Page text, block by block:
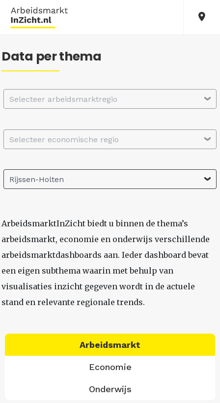
Data per thema
Selecteer arbeidsmarktregio
Selecteer economische regio
Rijssen-Holten
ArbeidsmarktInZicht biedt u binnen de thema’s
arbeidsmarkt, economie en onderwijs verschillende
arbeidsmarktdashboards aan. Ieder dashboard bevat
een eigen subthema waarin met behulp van
visualisaties inzicht gegeven wordt in de actuele
stand en relevante regionale trends.
Arbeidsmarkt
Economie
Onderwijs